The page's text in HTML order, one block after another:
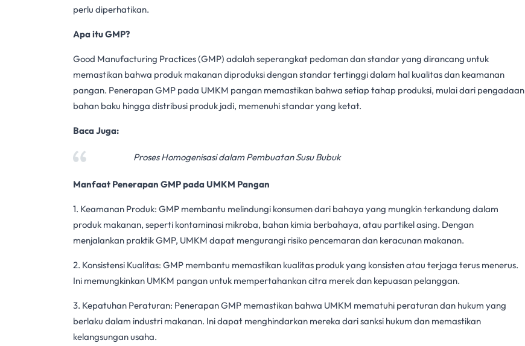
perlu diperhatikan.
Apa itu GMP?
Good Manufacturing Practices (GMP) adalah seperangkat pedoman dan standar yang dirancang untuk
memastikan bahwa produk makanan diproduksi dengan standar tertinggi dalam hal kualitas dan keamanan
pangan. Penerapan GMP pada UMKM pangan memastikan bahwa setiap tahap produksi, mulai dari pengadaan
bahan baku hingga distribusi produk jadi, memenuhi standar yang ketat.
Baca Juga:
Proses Homogenisasi dalam Pembuatan Susu Bubuk
Manfaat Penerapan GMP pada UMKM Pangan
1. Keamanan Produk: GMP membantu melindungi konsumen dari bahaya yang mungkin terkandung dalam
produk makanan, seperti kontaminasi mikroba, bahan kimia berbahaya, atau partikel asing. Dengan
menjalankan praktik GMP, UMKM dapat mengurangi risiko pencemaran dan keracunan makanan.
2. Konsistensi Kualitas: GMP membantu memastikan kualitas produk yang konsisten atau terjaga terus menerus.
Ini memungkinkan UMKM panganuntuk mempertahankan citra merek dan kepuasan pelanggan.
3. Kepatuhan Peraturan: Penerapan GMP memastikan bahwa UMKM mematuhi peraturan dan hukum yang
berlaku dalam industri makanan. Ini dapat menghindarkan mereka dari sanksi hukum dan memastikan
kelangsungan usaha.